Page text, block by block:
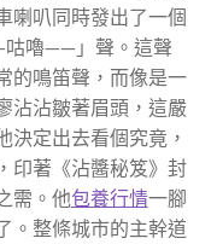
喇叭同時發出了一個
咕嚕——」聲。這聲
的鳴笛聲，而像是一
沾沾皺著眉頭，這嚴
決定出去看個究竟，
印著《沾醬秘笈》封
需。他包養行情一腳
。整條城市的主幹道